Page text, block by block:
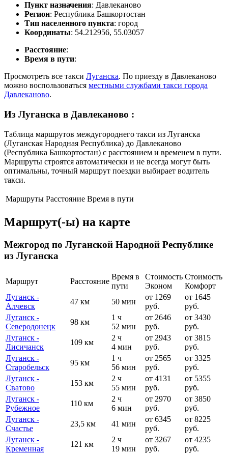
Пункт назначения: Давлеканово
Регион: Республика Башкортостан
Тип населенного пункта: город
Координаты: 54.212956, 55.03057
Расстояние:
Время в пути:
Просмотреть все такси Луганска. По приезду в Давлеканово
можно воспользоваться местными службами такси города
Давлеканово.
Из Луганска в Давлеканово :
Таблица маршрутов междугороднего такси из Луганска
(Луганская Народная Республика) до Давлеканово
(Республика Башкортостан) с расстоянием и временем в пути.
Маршруты строятся автоматически и не всегда могут быть
оптимальны, точный маршрут поездки выбирает водитель
такси.
Маршруты Расстояние Время в пути
Маршрут(-ы) на карте
Межгород по Луганской Народной Республике
из Луганска
Маршрут Расстояние
Время в
пути
Стоимость
Эконом
Стоимость
Комфорт
Луганск -
Алчевск
47 км 50 мин
от 1269
руб.
от 1645
руб.
Луганск -
Северодонецк
98 км
1 ч
52 мин
от 2646
руб.
от 3430
руб.
Луганск -
Лисичанск
109 км
2 ч
4 мин
от 2943
руб.
от 3815
руб.
Луганск -
Старобельск
95 км
1 ч
56 мин
от 2565
руб.
от 3325
руб.
Луганск -
Сватово
153 км
2 ч
55 мин
от 4131
руб.
от 5355
руб.
Луганск -
Рубежное
110 км
2 ч
6 мин
от 2970
руб.
от 3850
руб.
Луганск -
Счастье
23,5 км 41 мин
от 6345
руб.
от 8225
руб.
Луганск -
Кременная
121 км
2 ч
19 мин
от 3267
руб.
от 4235
руб.